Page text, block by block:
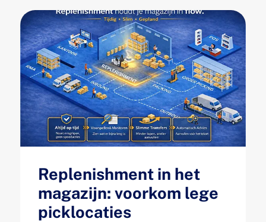
Replenishment in het
magazijn: voorkom lege
picklocaties